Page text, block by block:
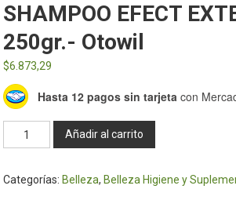
SHAMPOO EFECT
250gr.- Otowil
$6.873,29
Hasta 12 pagos sin tarjeta con
SHAMPOO
EFECT
250gr.-
Añadir al carrito
Categorías: Belleza, Belleza Higiene y